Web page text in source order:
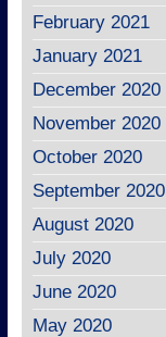
February 2021
January 2021
December 2020
November 2020
October 2020
September 2020
August 2020
July 2020
June 2020
May 2020